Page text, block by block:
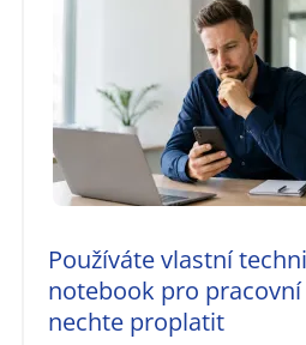
Používáte vlastní
notebook pro pracovní
nechte proplatit